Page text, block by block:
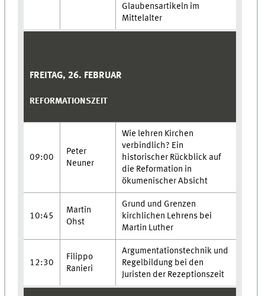
Glaubensartikeln im
Mittelalter
FREITAG, 26. FEBRUAR
REFORMATIONSZEIT
09:00
Peter
Neuner
Wie lehren Kirchen
verbindlich? Ein
historischer Rückblick auf
die Reformation in
ökumenischer Absicht
10:45
Martin
Ohst
Grund und Grenzen
kirchlichen Lehrens bei
Martin Luther
12:30
Filippo
Ranieri
Argumentationstechnik und
Regelbildung bei den
Juristen der Rezeptionszeit